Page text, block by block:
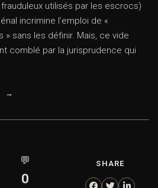
utilisés par les escrocs)
incrimine l’emploi de «
sans les définir. Mais, ce vide
comblé par la jurisprudence qui
💬
0
SHARE